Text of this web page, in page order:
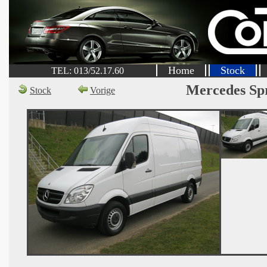
TEL: 013/52.17.60 Home Stock
Stock Vorige Mercedes